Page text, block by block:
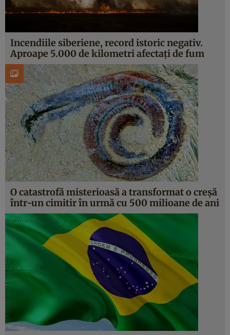
Incendiile siberiene, record istoric negativ.
Aproape 5.000 de kilometri afectați de fum
O catastrofă misterioasă a transformat o creșă
într-un cimitir în urmă cu 500 milioane de ani